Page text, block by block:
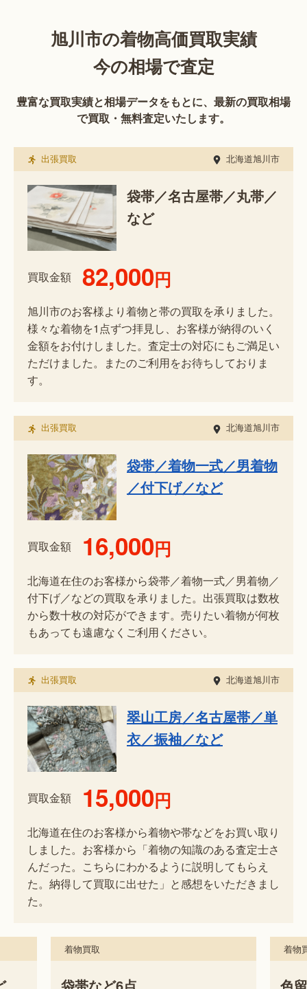
旭川市の着物高価買取実績
今の相場で査定
豊富な買取実績と相場データをもとに、最新の買取相場
で買取・無料査定いたします。
出張買取 北海道旭川市
袋帯／名古屋帯／丸帯／
など
買取金額 82,000円
旭川市のお客様より着物と帯の買取を承りました。
様々な着物を1点ずつ拝見し、お客様が納得のいく
金額をお付けしました。査定士の対応にもご満足い
ただけました。またのご利用をお待ちしておりま
す。
出張買取 北海道旭川市
袋帯／着物一式／男着物
／付下げ／など
買取金額 16,000円
北海道在住のお客様から袋帯／着物一式／男着物／
付下げ／などの買取を承りました。出張買取は数枚
から数十枚の対応ができます。売りたい着物が何枚
もあっても遠慮なくご利用ください。
出張買取 北海道旭川市
翠山工房／名古屋帯／単
衣／振袖／など
買取金額 15,000円
北海道在住のお客様から着物や帯などをお買い取り
しました。お客様から「着物の知識のある査定士さ
んだった。こちらにわかるように説明してもらえ
た。納得して買取に出せた」と感想をいただきまし
た。
着物買取 着物